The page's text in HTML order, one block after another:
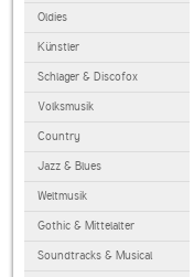
Oldies
Künstler
Schlager & Discofox
Volksmusik
Country
Jazz & Blues
Weltmusik
Gothic & Mittelalter
Soundtracks & Musical